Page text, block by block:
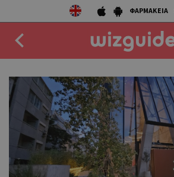
ΦΑΡΜΑΚΕΙΑ
DRINK
50 BEST
AGENDA